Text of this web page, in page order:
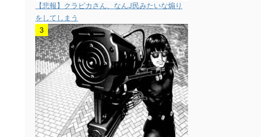
【悲報】クラピカさん、なんJ民みたいな煽り
をしてしまう